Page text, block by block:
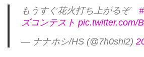
もうすぐ花火打ち上がるぞ
ズコンテスト pic.twitter.com/
— ナナホシ/HS (@7h0shi2)